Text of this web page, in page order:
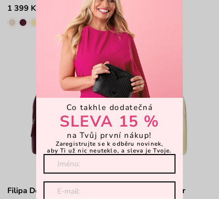
1 399 Kč 1 399 Kč
Filipa Double Wine
-25%
Filipa Double Butter
Co takhle dodatečná
SLEVA 15 %
na Tvůj první nákup!
Zaregistrujte se k odběru novinek,
aby Ti už nic neuteklo, a sleva je Tvoje.